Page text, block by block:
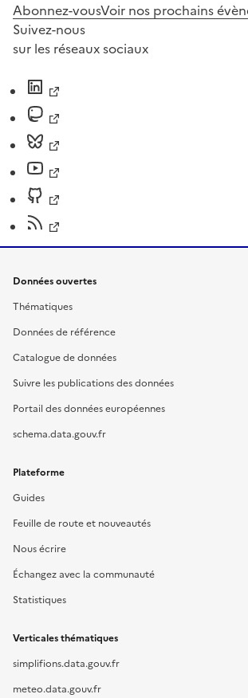
Abonnez-vousVoir nos prochains
Suivez-nous
sur les réseaux sociaux
Données ouvertes
Thématiques
Données de référence
Catalogue de données
Suivre les publications des données
Portail des données européennes
schema.data.gouv.fr
Plateforme
Guides
Feuille de route et nouveautés
Nous écrire
Échangez avec la communauté
Statistiques
Verticales thématiques
simplifions.data.gouv.fr
meteo.data.gouv.fr